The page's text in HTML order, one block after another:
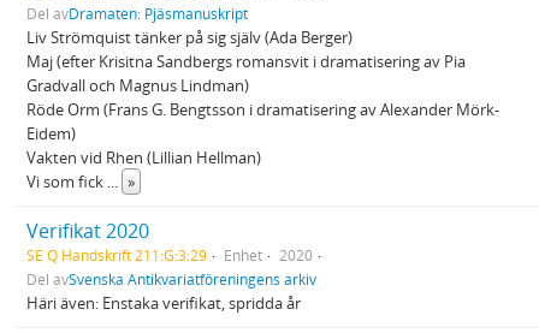
Del avDramaten: Pjäsmanuskript
Liv Strömquist tänker på sig själv (Ada Berger)
Maj (efter Krisitna Sandbergs romansvit i dramatisering av Pia
Gradvall och Magnus Lindman)
Röde Orm (Frans G. Bengtsson i dramatisering av Alexander Mörk-
Eidem)
Vakten vid Rhen (Lillian Hellman)
Vi som fick ... »
Verifikat 2020
SE Q Handskrift 211:G:3:29 Enhet
2020
Del avSvenska Antikvariatföreningens arkiv
Häri även: Enstaka verifikat, spridda år